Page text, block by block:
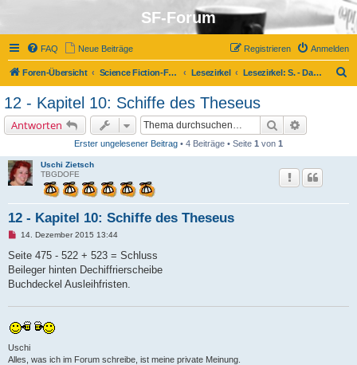
SF-Forum
FAQ Neue Beiträge Anmelden
Registrieren
Foren-Übersicht Science Fiction-Forum Lesezirkel Lesezirkel: S. - Das Schiff des Theseus von J. J. Abrams und Doug Dorst
12 - Kapitel 10: Schiffe des Theseus
Antworten Suche
Erster ungelesener Beitrag • 4 Beiträge • Seite 1 von 1
Uschi Zietsch
TBGDOFE
12 - Kapitel 10: Schiffe des Theseus
U
g
l
e
r
e
i
14. Dezember 2015 13:44
Seite 475 - 522 + 523 = Schluss
Beileger hinten Dechiffrierscheibe
Buchdeckel Ausleihfristen.
Uschi
Alles, was ich im Forum schreibe, ist meine private Meinung.